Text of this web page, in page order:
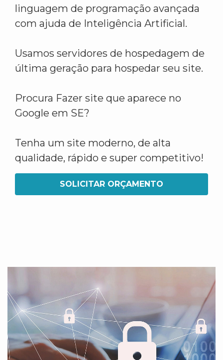
linguagem de programação avançada
com ajuda de Inteligência Artificial.
Usamos servidores de hospedagem de
última geração para hospedar seu site.
Procura Fazer site que aparece no
Google em SE?
Tenha um site moderno, de alta
qualidade, rápido e super competitivo!
SOLICITAR ORÇAMENTO